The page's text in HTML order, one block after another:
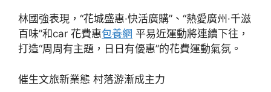
林國強表現，“花城盛惠·快活廣購”、“熱愛廣州·千滋
百味”和car 花費惠包養網 平易近運動將連續下往，
打造“周周有主題，日日有優惠”的花費運動氣氛。
催生文旅新業態 村落游漸成主力